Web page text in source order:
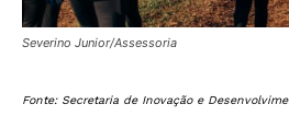
Severino Junior/Assessoria
Fonte: Secretaria de Inovação e